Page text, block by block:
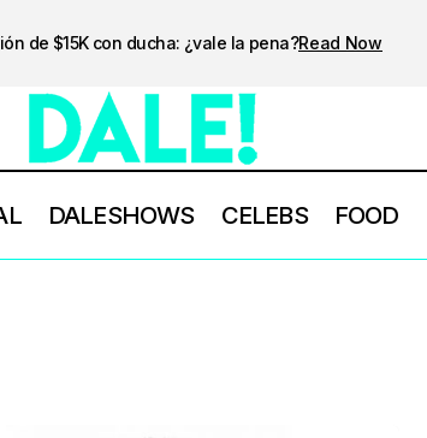
de $15K con ducha: ¿vale la pena?Read Now
DALESHOWS CELEBS FOOD